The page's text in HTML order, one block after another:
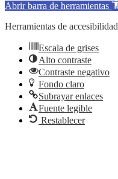
Abrir barra de herramientas
Herramientas de accesibilidad
Escala de grises
Alto contraste
Contraste negativo
Fondo claro
Subrayar enlaces
Fuente legible
Restablecer